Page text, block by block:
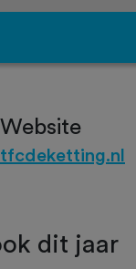
Website
tfcdeketting.nl
dit jaar